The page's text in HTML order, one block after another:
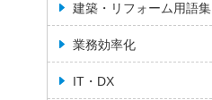
建築・リフォーム用語集
業務効率化
IT・DX